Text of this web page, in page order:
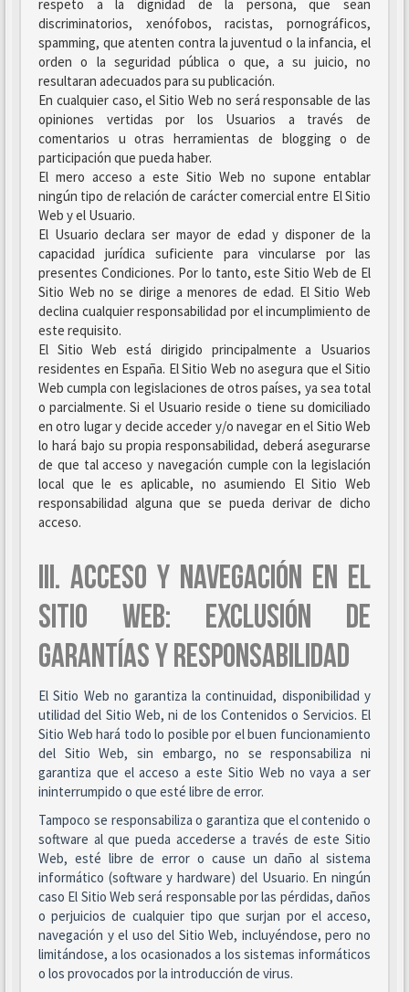
respeto a la dignidad de la persona, que sean
discriminatorios, xenófobos, racistas, pornográficos,
spamming, que atenten contra la juventud o la infancia, el
orden o la seguridad pública o que, a su juicio, no
resultaran adecuados para su publicación.
En cualquier caso, el Sitio Web no será responsable de las
opiniones vertidas por los Usuarios a través de
comentarios u otras herramientas de blogging o de
participación que pueda haber.
El mero acceso a este Sitio Web no supone entablar
ningún tipo de relación de carácter comercial entre El Sitio
Web y el Usuario.
El Usuario declara ser mayor de edad y disponer de la
capacidad jurídica suficiente para vincularse por las
presentes Condiciones. Por lo tanto, este Sitio Web de El
Sitio Web no se dirige a menores de edad. El Sitio Web
declina cualquier responsabilidad por el incumplimiento de
este requisito.
El Sitio Web está dirigido principalmente a Usuarios
residentes en España. El Sitio Web no asegura que el Sitio
Web cumpla con legislaciones de otros países, ya sea total
o parcialmente. Si el Usuario reside o tiene su domiciliado
en otro lugar y decide acceder y/o navegar en el Sitio Web
lo hará bajo su propia responsabilidad, deberá asegurarse
de que tal acceso y navegación cumple con la legislación
local que le es aplicable, no asumiendo El Sitio Web
responsabilidad alguna que se pueda derivar de dicho
acceso.
III. ACCESO Y NAVEGACIÓN EN EL
SITIO WEB: EXCLUSIÓN DE
GARANTÍAS Y RESPONSABILIDAD
El Sitio Web no garantiza la continuidad, disponibilidad y
utilidad del Sitio Web, ni de los Contenidos o Servicios. El
Sitio Web hará todo lo posible por el buen funcionamiento
del Sitio Web, sin embargo, no se responsabiliza ni
garantiza que el acceso a este Sitio Web no vaya a ser
ininterrumpido o que esté libre de error.
Tampoco se responsabiliza o garantiza que el contenido o
software al que pueda accederse a través de este Sitio
Web, esté libre de error o cause un daño al sistema
informático (software y hardware) del Usuario. En ningún
caso El Sitio Web será responsable por las pérdidas, daños
o perjuicios de cualquier tipo que surjan por el acceso,
navegación y el uso del Sitio Web, incluyéndose, pero no
limitándose, a los ocasionados a los sistemas informáticos
o los provocados por la introducción de virus.